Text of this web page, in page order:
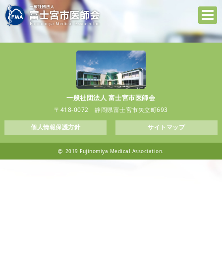
一般社団法人 富士宮市医師会
〒418-0072 静岡県富士宮市矢立町693
個人情報保護方針 サイトマップ
2019 Fujinomiya Medical Association.